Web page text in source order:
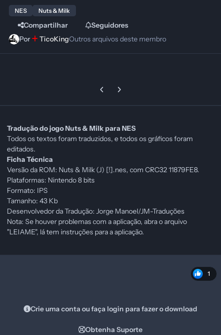
NES Nuts & Milk
Compartilhar
Seguidores
Por
TicoKingOutros arquivos deste membro
Previous carousel slide
Next carousel slide
Tradução do jogo Nuts & Milk para NES
Todos os textos foram traduzidos, e todos os gráficos foram
editados.
Ficha Técnica
Versão da ROM: Nuts & Milk (J) [!].nes, com CRC32 11879FE8.
Plataformas: Nintendo 8 bits
Formato: IPS
Tamanho: 43 Kb
Desenvolvedor da Tradução: Jorge Manoel/JM-Traduções
Nota: Se houver problemas com a aplicação, abra o arquivo
"LEIAME", lá tem instruções para a aplicação.
1
Crie uma conta ou faça login para fazer o download
Obtenha Suporte